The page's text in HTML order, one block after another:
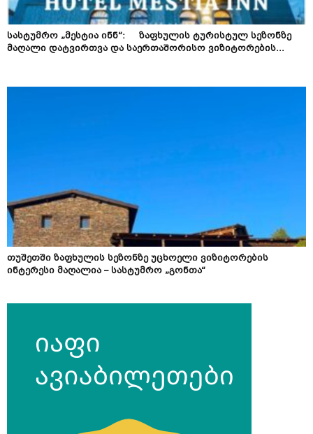
სასტუმრო „მესტია ინნ“: ზაფხულის ტურისტულ სეზონზე
მაღალი დატვირთვა და საერთაშორისო ვიზიტორების...
თუშეთში ზაფხულის სეზონზე უცხოელი ვიზიტორების
ინტერესი მაღალია – სასტუმრო „გონთა“